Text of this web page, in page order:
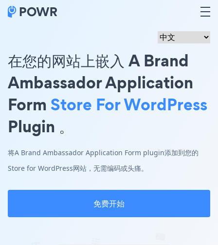
在您的网站上嵌入 A Brand
Ambassador Application
Form Store For WordPress
Plugin 。
将A Brand Ambassador Application Form plugin添加到您的
Store for WordPress网站，无需编码或头痛。
免费开始